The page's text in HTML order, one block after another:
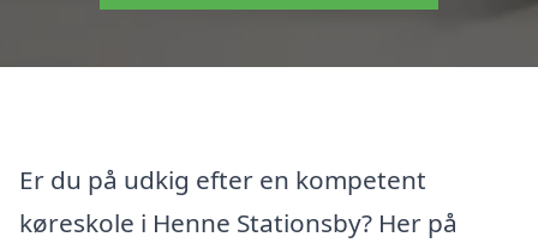
Er du på udkig efter en kompetent
køreskole i Henne Stationsby? Her på